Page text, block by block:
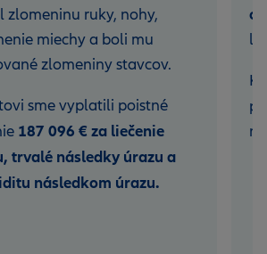
zlomeninu ruky, nohy,
miechy a boli mu
zlomeniny stavcov.
sme vyplatili poistné
187 096 € za liečenie
trvalé následky úrazu a
následkom úrazu.